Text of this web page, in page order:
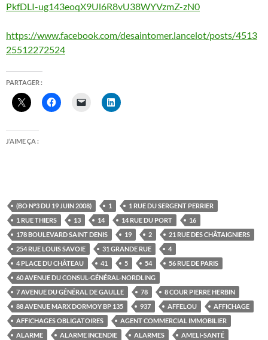
PkfDLI-ug143eoqX9Ul6R8vU38WYVzmZ-zN0
https://www.facebook.com/desaintomer.lancelot/posts/4513
25512272524
PARTAGER :
J’AIME ÇA :
(BO N°3 DU 19 JUIN 2008) 1
1 RUE DU SERGENT PERRIER
1 RUE THIERS
13 14 14 RUE DU PORT
16
178 BOULEVARD SAINT DENIS
19 2
21 RUE DES CHÂTAIGNIERS
254 RUE LOUIS SAVOIE
31 GRANDE RUE
4
4 PLACE DU CHÂTEAU
41 5 54
56 RUE DE PARIS
60 AVENUE DU CONSUL-GÉNÉRAL-NORDLING
7 AVENUE DU GÉNÉRAL DE GAULLE
78
8 COUR PIERRE HERBIN
88 AVENUE MARX DORMOY BP 135
937 AFFELOU
AFFICHAGE
AFFICHAGES OBLIGATOIRES
AGENT COMMERCIAL IMMOBILIER
ALARME
ALARME INCENDIE ALARMES
AMELI-SANTÉ